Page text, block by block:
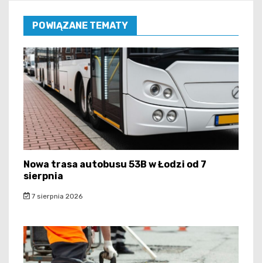
POWIĄZANE TEMATY
Nowa trasa autobusu 53B w Łodzi od 7
sierpnia
7 sierpnia 2026